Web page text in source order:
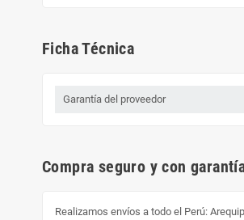
Ficha Técnica
Garantía del proveedor
Compra seguro y con
Realizamos envíos a todo el Perú: